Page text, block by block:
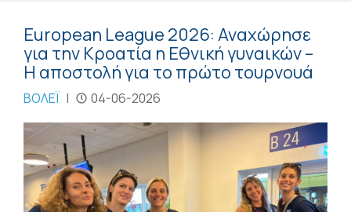
European League 2026: Αναχώρησε
για την Κροατία η Εθνική γυναικών –
Η αποστολή για το πρώτο τουρνουά
ΒΟΛΕΪ | 04-06-2026